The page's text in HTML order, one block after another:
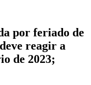
por feriado de
reagir a
de 2023;